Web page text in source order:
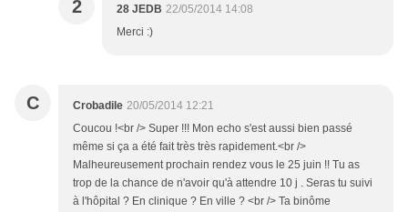
2 28 JEDB 22/05/2014 14:08
Merci :)
C Crobadile 20/05/2014 12:21
Coucou !<br /> Super !!! Mon echo s'est aussi bien passé
même si ça a été fait très très rapidement.<br />
Malheureusement prochain rendez vous le 25 juin !! Tu as
trop de la chance de n'avoir qu'à attendre 10 j . Seras tu suivi
à l'hôpital ? En clinique ? En ville ? <br /> Ta binôme